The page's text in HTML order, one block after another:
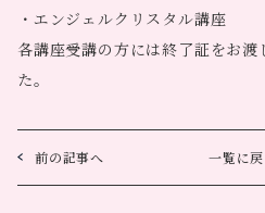
・エンジェルクリスタル講座
各講座受講の方には終了証をお
た。
前の記事へ 一覧に戻